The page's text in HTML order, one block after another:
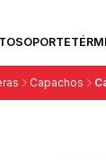
SOPORTE
Capachos